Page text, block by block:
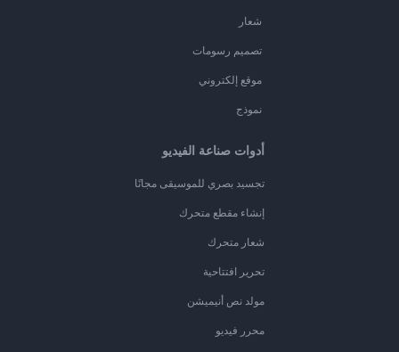
شعار
تصميم رسومات
موقع إلكتروني
نموذج
أدوات صناعة الفيديو
تجسيد بصري للموسيقى مجانًا
إنشاء مقطع متحرك
شعار متحرك
تحرير افتتاحية
مولد نص أنيميشن
محرر فيديو